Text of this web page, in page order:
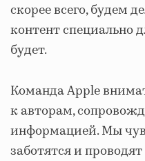
скорее всего, будем
контент специально
будет.
Команда Apple
к авторам,
информацией. Мы
заботятся и